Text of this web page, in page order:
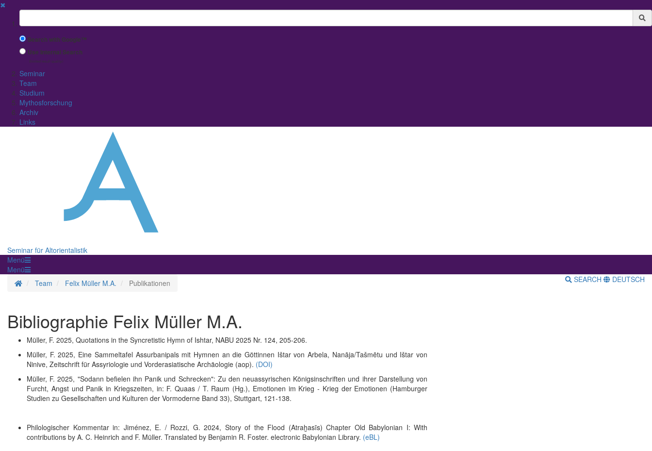
✖
Suchbegriff
Search with Google™
Use Internal Search
(limited result quality)
Seminar
Team
Studium
Mythosforschung
Archiv
Links
Seminar für Altorientalistik
Menü
Menü
Homepage
Team Felix Müller M.A. Publikationen SEARCH DEUTSCH
Bibliographie Felix Müller M.A.
Müller, F. 2025, Quotations in the Syncretistic Hymn of Ishtar, NABU 2025 Nr. 124, 205-206.
Müller, F. 2025, Eine Sammeltafel Assurbanipals mit Hymnen an die Göttinnen Ištar von Arbela, Nanāja/Tašmētu und Ištar von
Ninive, Zeitschrift für Assyriologie und Vorderasiatische Archäologie (aop). (DOI)
Müller, F. 2025, "Sodann befielen ihn Panik und Schrecken": Zu den neuassyrischen Königsinschriften und ihrer Darstellung von
Furcht, Angst und Panik in Kriegszeiten, in: F. Quaas / T. Raum (Hg.), Emotionen im Krieg - Krieg der Emotionen (Hamburger
Studien zu Gesellschaften und Kulturen der Vormoderne Band 33), Stuttgart, 121-138.
Philologischer Kommentar in: Jiménez, E. / Rozzi, G. 2024, Story of the Flood (Atraḫasīs) Chapter Old Babylonian I: With
contributions by A. C. Heinrich and F. Müller. Translated by Benjamin R. Foster. electronic Babylonian Library. (eBL)